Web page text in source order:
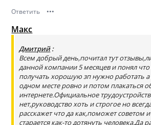
Ответить •••
Макс
Дмитрий:
Всем добрый день,почитал тут
данной компании 5 месяцев и понял что
получать хорошую зп нужно работать а
одном месте ровно и потом плакаться
интернете.Официальное
нет,руководство хоть и строгое но
расскажет что да как,поможет советом
старается как-то дотянуть человека.Да